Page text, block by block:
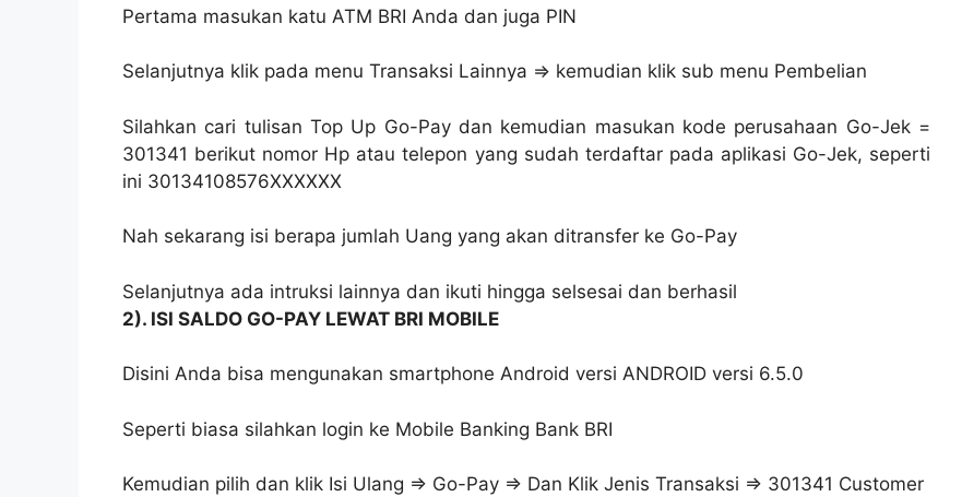
Pertama masukan katu ATM BRI Anda dan juga PIN
Selanjutnya klik pada menu Transaksi Lainnya ⇒ kemudian klik sub menu Pembelian
Silahkan cari tulisan Top Up Go-Pay dan kemudian masukan kode perusahaan Go-Jek =
301341 berikut nomor Hp atau telepon yang sudah terdaftar pada aplikasi Go-Jek, seperti
ini 30134108576XXXXXX
Nah sekarang isi berapa jumlah Uang yang akan ditransfer ke Go-Pay
Selanjutnya ada intruksi lainnya dan ikuti hingga selsesai dan berhasil
2). ISI SALDO GO-PAY LEWAT BRI MOBILE
Disini Anda bisa mengunakan smartphone Android versi ANDROID versi 6.5.0
Seperti biasa silahkan login ke Mobile Banking Bank BRI
Kemudian pilih dan klik Isi Ulang ⇒ Go-Pay ⇒ Dan Klik Jenis Transaksi ⇒ 301341 Customer